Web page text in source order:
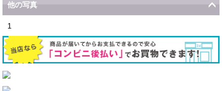
他の写真
1